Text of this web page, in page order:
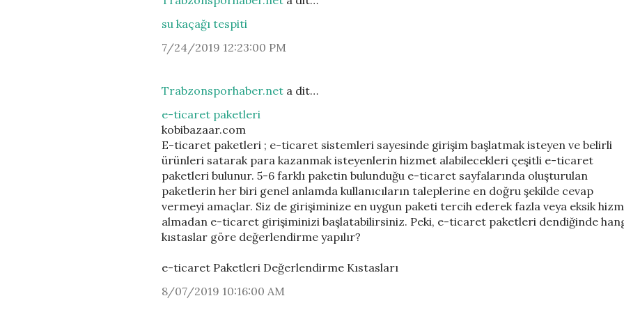
su kaçağı tespiti
7/24/2019 12:23:00 PM
Trabzonsporhaber.net a dit…
e-ticaret paketleri
kobibazaar.com
E-ticaret paketleri ; e-ticaret sistemleri sayesinde girişim başlatmak isteyen ve belirli
ürünleri satarak para kazanmak isteyenlerin hizmet alabilecekleri çeşitli e-ticaret
paketleri bulunur. 5-6 farklı paketin bulunduğu e-ticaret sayfalarında oluşturulan
paketlerin her biri genel anlamda kullanıcıların taleplerine en doğru şekilde cevap
vermeyi amaçlar. Siz de girişiminize en uygun paketi tercih ederek fazla veya eksik
almadan e-ticaret girişiminizi başlatabilirsiniz. Peki, e-ticaret paketleri dendiğinde
kıstaslar göre değerlendirme yapılır?
e-ticaret Paketleri Değerlendirme Kıstasları
8/07/2019 10:16:00 AM